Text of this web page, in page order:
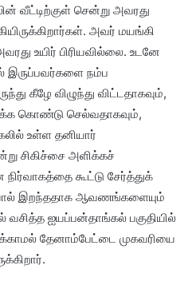
வீட்டிற்குள் சென்று அவரது
அவர் மயங்கி
உயிர் பிரியவில்லை. உடனே
இருப்பவர்களை நம்ப
கீழே விழுந்து விட்டதாகவும்,
கொண்டு செல்வதாகவும்,
உள்ள தனியார்
சிகிச்சை அளிக்கச்
நிர்வாகத்தை கூட்டு சேர்த்துக்
இறந்ததாக ஆவணங்களையும்
வசித்த ஐயப்பன்தாங்கல் பகுதியில்
தேனாம்பேட்டை முகவரியை